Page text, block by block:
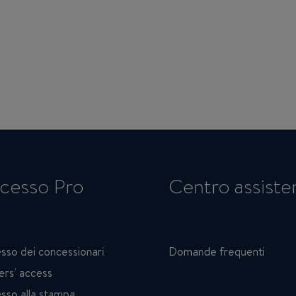
Pro
dei concessionari
access
Centro
Domande frequenti